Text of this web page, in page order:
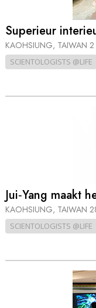
Superieur
KAOHSIUNG, TAIWAN 2
SCIENTOLOGISTS @LIFE
Jui‑Yang maakt
KAOHSIUNG, TAIWAN
SCIENTOLOGISTS @LIFE